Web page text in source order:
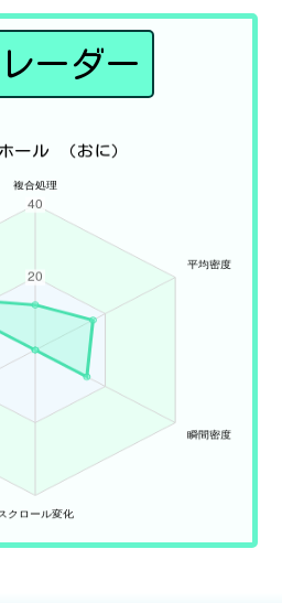
ーダー